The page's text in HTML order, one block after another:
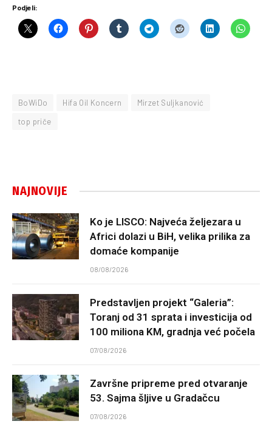
Podjeli:
BoWiDo Hifa Oil Koncern
Mirzet Suljkanović
top priče
NAJNOVIJE
Ko je LISCO: Najveća željezara u
Africi dolazi u BiH, velika prilika za
domaće kompanije
08/08/2026
Predstavljen projekt “Galeria”:
Toranj od 31 sprata i investicija od
100 miliona KM, gradnja već počela
07/08/2026
Završne pripreme pred otvaranje
53. Sajma šljive u Gradačcu
07/08/2026